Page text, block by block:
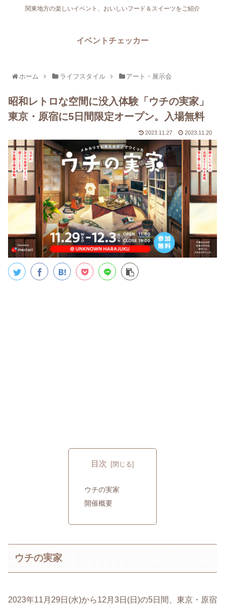
関東地方の楽しいイベント、おいしいフード＆スイーツをご紹介
イベントチェッカー
ホーム ライフスタイル アート・展示会
昭和レトロな空間に没入体験「ウチの実家」
東京・原宿に5日間限定オープン。入場無料
2023.11.27 2023.11.20
目次
ウチの実家
開催概要
ウチの実家
2023年11月29日(水)から12月3日(日)の5日間、東京・原宿